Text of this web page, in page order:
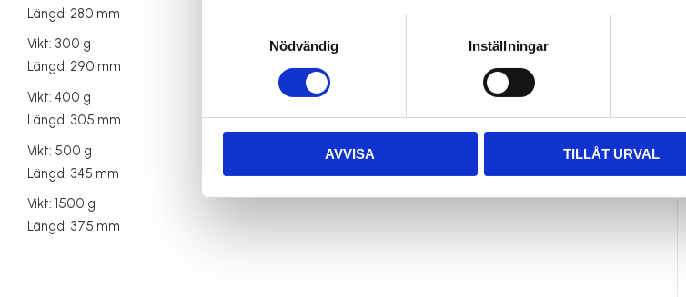
Nödvändig
Inställningar
AVVISA TILLÅT URVAL
Längd: 280 mm
Vikt: 300 g
Längd: 290 mm
Vikt: 400 g
Längd: 305 mm
Vikt: 500 g
Längd: 345 mm
Vikt: 1500 g
Längd: 375 mm